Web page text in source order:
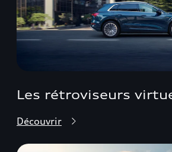
Les rétroviseurs
Découvrir